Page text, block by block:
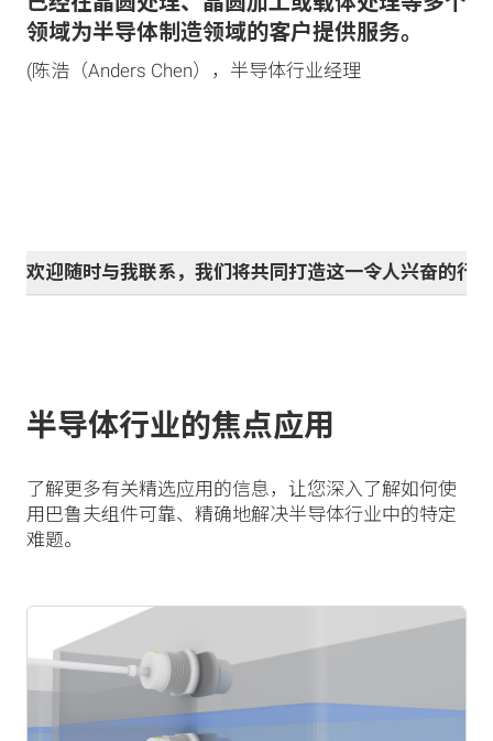
领域为半导体制造领域的客户提供服务。
(陈浩（Anders Chen），半导体行业经理
欢迎随时与我联系，我们将共同打造这一令人兴奋的行
半导体行业的焦点应用
了解更多有关精选应用的信息，让您深入了解如何使
用巴鲁夫组件可靠、精确地解决半导体行业中的特定
难题。